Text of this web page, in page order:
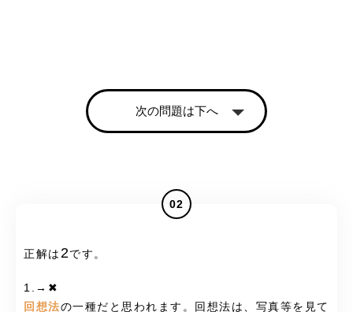
次の問題は下へ
02
正解は 2です。
1.→✖
回想法の一種だと思われます。回想法は、写真等を見て